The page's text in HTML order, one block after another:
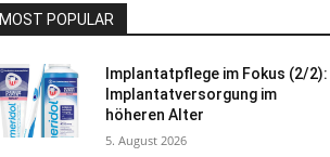
MOST POPULAR
Implantatpflege im Fokus (2/2):
Implantatversorgung im
höheren Alter
5. August 2026